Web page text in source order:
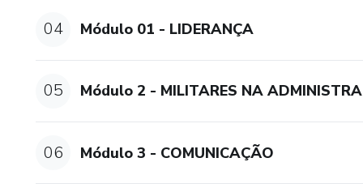
04 Módulo 01 - LIDERANÇA
05 Módulo 2 - MILITARES NA
06 Módulo 3 - COMUNICAÇÃO